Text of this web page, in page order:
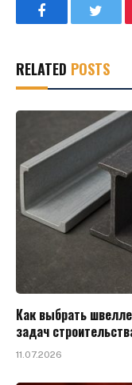
Facebook
RELATED POSTS
Как выбрать
задач
11.07.2026